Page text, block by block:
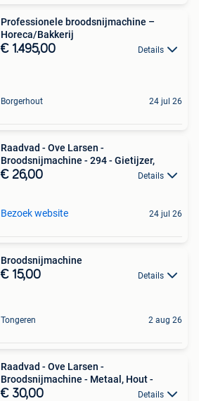
Professionele broodsnijmachine –
Horeca/Bakkerij
€ 1.495,00 Details
Borgerhout 24 jul 26
Raadvad - Ove Larsen -
Broodsnijmachine - 294 - Gietijzer,
€ 26,00 Details
Bezoek website 24 jul 26
Broodsnijmachine
€ 15,00 Details
Tongeren 2 aug 26
Raadvad - Ove Larsen -
Broodsnijmachine - Metaal, Hout -
€ 30,00 Details